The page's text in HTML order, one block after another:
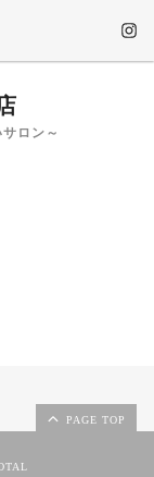
ロン～
PAGE TOP